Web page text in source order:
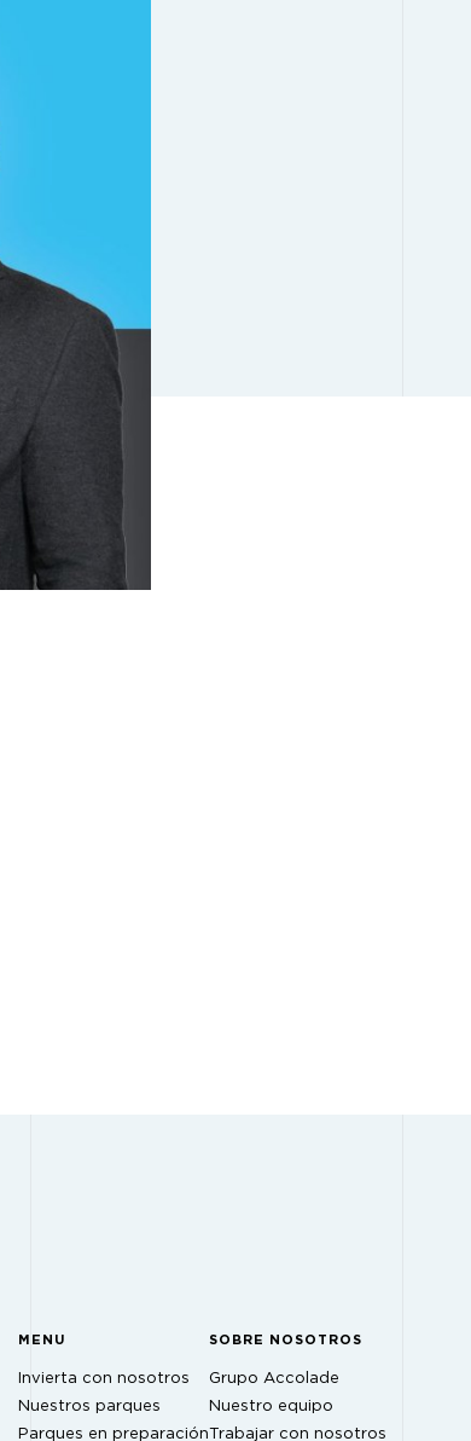
MENU
Invierta con nosotros
Nuestros parques
Parques en preparación
SOBRE NOSOTROS
Grupo Accolade
Nuestro equipo
Trabajar con nosotros